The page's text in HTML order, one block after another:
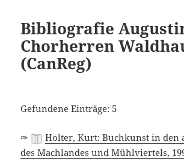
Bibliografie
Chorherren
(CanReg)
Gefundene Einträge: 5
✑
Holter, Kurt: Buchkunst in den
des Machlandes und Mühlviertels,